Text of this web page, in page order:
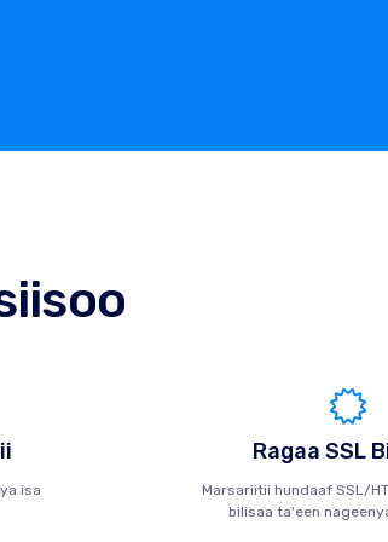
isa
Ragaa SSL
Marsariitii hundaaf SSL/
bilisaa ta'een